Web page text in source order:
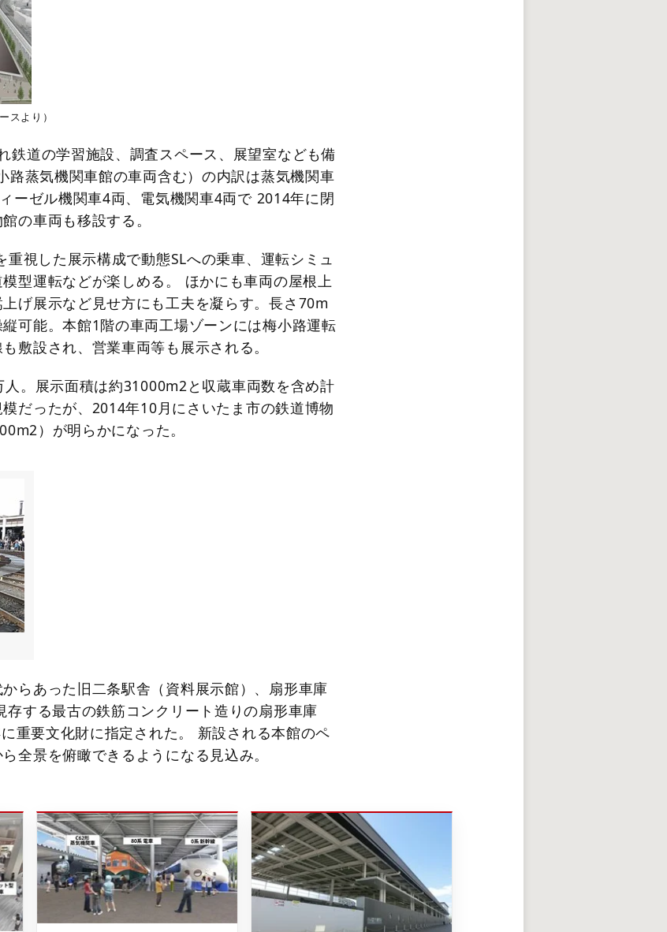
スより）
鉄道の学習施設、調査スペース、展望室なども備
路蒸気機関車館の車両含む）の内訳は蒸気機関車
ーゼル機関車4両、電気機関車4両で 2014年に閉
の車両も移設する。
重視した展示構成で動態SLへの乗車、運転シミュ
型運転などが楽しめる。 ほかにも車両の屋根上
げ展示など見せ方にも工夫を凝らす。長さ70m
可能。本館1階の車両工場ゾーンには梅小路運転
敷設され、営業車両等も展示される。
。展示面積は約31000m2と収蔵車両数を含め計
だったが、2014年10月にさいたま市の鉄道博物
）が明らかになった。
らあった旧二条駅舎（資料展示館）、扇形車庫
存する最古の鉄筋コンクリート造りの扇形車庫
重要文化財に指定された。 新設される本館のペ
全景を俯瞰できるようになる見込み。